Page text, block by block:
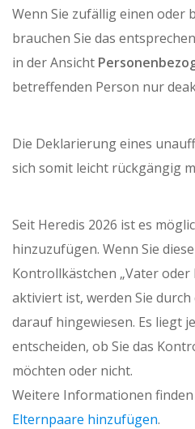
Wenn Sie zufällig einen oder
brauchen Sie das
in der Ansicht
betreffenden Person nur
Die Deklarierung eines
sich somit leicht rückgängig
Seit Heredis 2026 ist es
hinzuzufügen. Wenn Sie
Kontrollkästchen „Vater
aktiviert ist, werden Sie
darauf hingewiesen. Es liegt
entscheiden, ob Sie das
möchten oder nicht.
Weitere Informationen finden
Elternpaare hinzufügen.